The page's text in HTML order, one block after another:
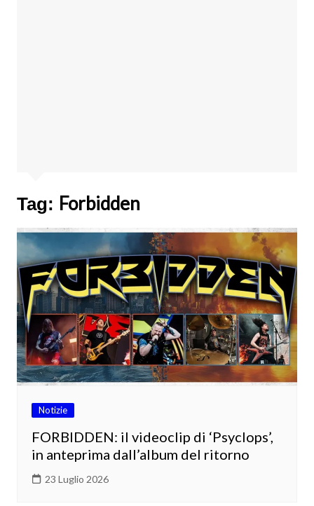
Tag: Forbidden
Notizie
FORBIDDEN: il videoclip di ‘Psyclops’,
in anteprima dall’album del ritorno
23 Luglio 2026